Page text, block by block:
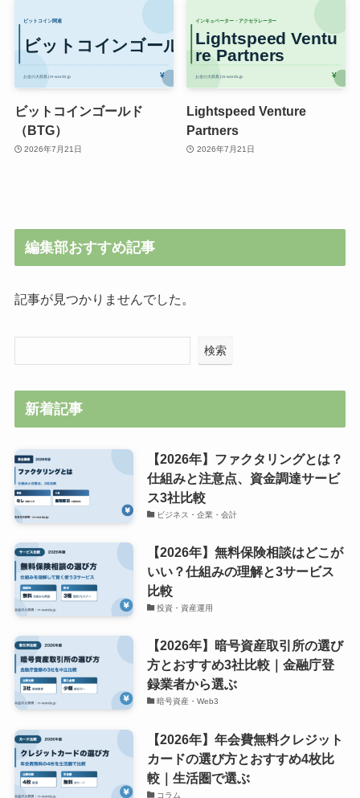
ビットコインゴールド
（BTG）
2026年7月21日
Lightspeed Venture
Partners
2026年7月21日
編集部おすすめ記事
記事が見つかりませんでした。
検索
新着記事
【2026年】ファクタリングとは？
仕組みと注意点、資金調達サービ
ス3社比較
ビジネス・企業・会計
【2026年】無料保険相談はどこが
いい？仕組みの理解と3サービス
比較
投資・資産運用
【2026年】暗号資産取引所の選び
方とおすすめ3社比較｜金融庁登
録業者から選ぶ
暗号資産・Web3
【2026年】年会費無料クレジット
カードの選び方とおすすめ4枚比
較｜生活圏で選ぶ
コラム